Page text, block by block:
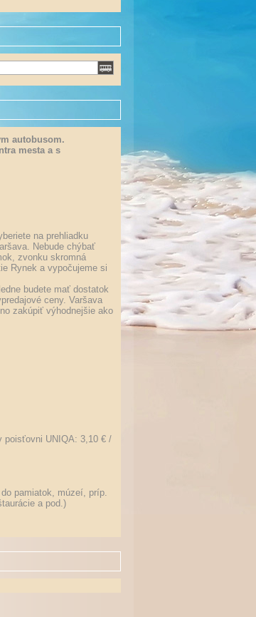
autobusom.
mesta a s
na prehliadku
Nebude chýbať
zvonku skromná
Rynek a vypočujeme si
budete mať dostatok
ceny. Varšava
zakúpiť výhodnejšie ako
poisťovni UNIQA: 3,10 € /
pamiatok, múzeí, príp.
a pod.)